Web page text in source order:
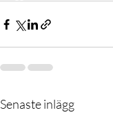
Senaste inlägg